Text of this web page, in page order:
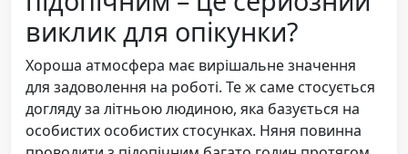
виклик для опікунки?
Хороша атмосфера має вирішальне значення
для задоволення на роботі. Те ж саме стосується
догляду за літньою людиною, яка базується на
особистих особистих стосунках. Няня повинна